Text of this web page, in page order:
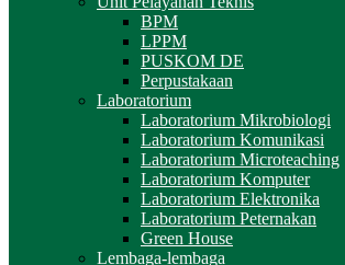
BPM
LPPM
PUSKOM DE
Perpustakaan
Laboratorium
Laboratorium Mikrobiologi
Laboratorium Komunikasi
Laboratorium Microteaching
Laboratorium Komputer
Laboratorium Elektronika
Laboratorium Peternakan
Green House
Lembaga-lembaga